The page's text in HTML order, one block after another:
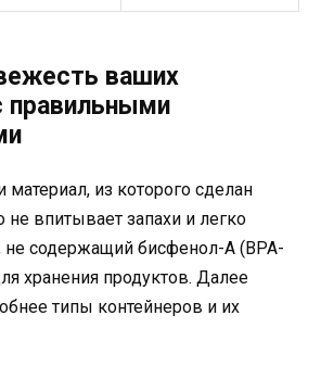
ваших
правильными
из которого сделан
не впитывает запахи и легко
не содержащий бисфенол-А (BPA-
хранения продуктов. Далее
типы контейнеров и их